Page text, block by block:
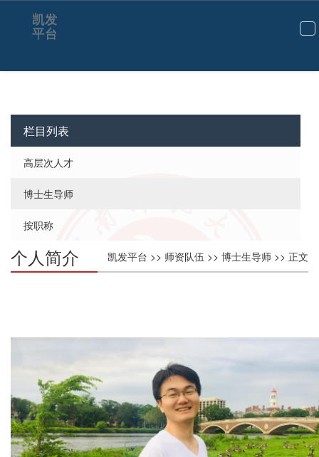
熊瑞祥-凯发平台
切
航
凯发
平台
栏目列表
高层次人才
博士生导师
按职称
凯发平台 >> 师资队伍 >> 博士生导师 >> 正文
个人简介